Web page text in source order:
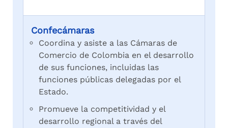
Confecámaras
Coordina y asiste a las Cámaras de
Comercio de Colombia en el desarrollo
de sus funciones, incluidas las
funciones públicas delegadas por el
Estado.
Promueve la competitividad y el
desarrollo regional a través del